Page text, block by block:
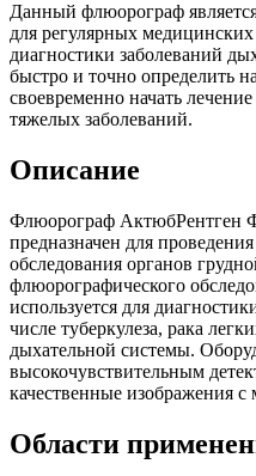
Данный флюорограф
для регулярных
диагностики заболеваний
быстро и точно определить
своевременно начать
тяжелых заболеваний.
Описание
Флюорограф
предназначен для
обследования органов
флюорографического
используется для
числе туберкулеза, рака
дыхательной системы.
высокочувствительным
качественные изображения
Области